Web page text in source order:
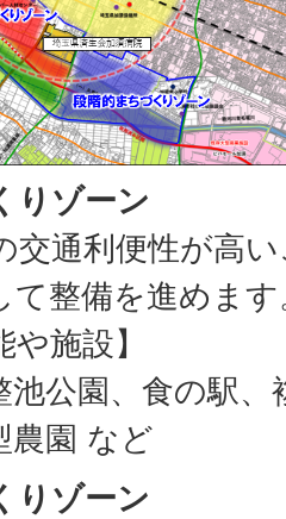
りゾーン
交通利便性が高
て整備を進めます
や施設】
池公園、食の駅、
農園 など
りゾーン